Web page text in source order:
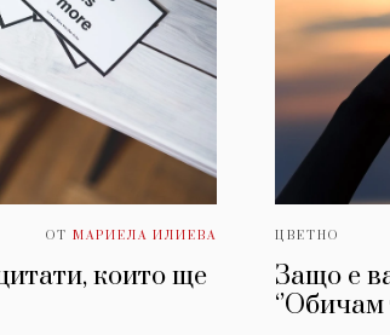
ОТМАРИЕЛА ИЛИЕВА
които ще
ЦВЕТНО
Защо е